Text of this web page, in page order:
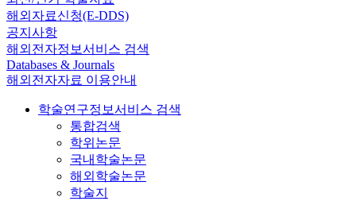
해외자료신청(E-DDS)
공지사항
해외전자정보서비스 검색
Databases & Journals
해외전자자료 이용안내
학술연구정보서비스 검색
통합검색
학위논문
국내학술논문
해외학술논문
학술지